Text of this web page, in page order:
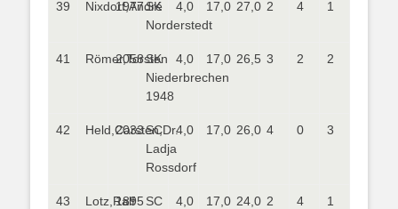
39 Nixdorf,André
1977SK
Norderstedt
4,0 17,0 27,0 2 4 1
41 Römer,Torsten
2058SK
Niederbrechen
1948
4,0 17,0 26,5 3 2 2
42 Held,Carsten,Dr.
2033SC
Ladja
Rossdorf
4,0 17,0 26,0 4 0 3
43 Lotz,Ralf
1895 SC
4,0 17,0 24,0 2 4 1